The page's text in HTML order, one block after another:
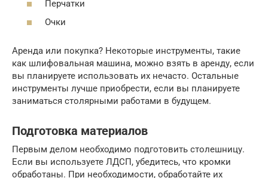
Перчатки
Очки
Аренда или покупка? Некоторые инструменты, такие
как шлифовальная машина, можно взять в аренду, если
вы планируете использовать их нечасто. Остальные
инструменты лучше приобрести, если вы планируете
заниматься столярными работами в будущем.
Подготовка материалов
Первым делом необходимо подготовить столешницу.
Если вы используете ЛДСП, убедитесь, что кромки
обработаны. При необходимости, обработайте их